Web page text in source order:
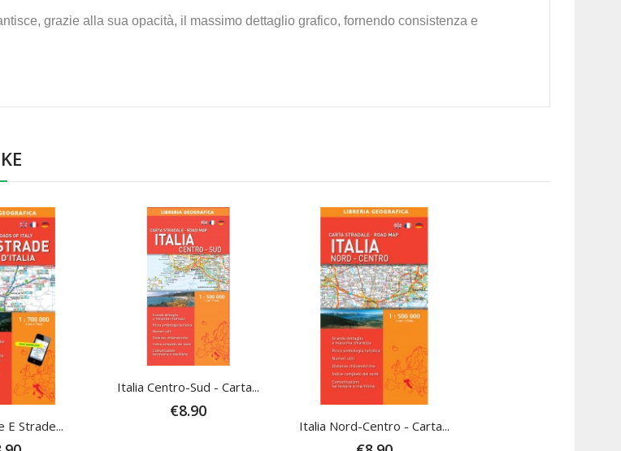
grazie alla sua opacità, il massimo dettaglio grafico, fornendo consistenza e
E Strade...
Italia Centro-Sud - Carta...
€8.90
Italia Nord-Centro - Carta...